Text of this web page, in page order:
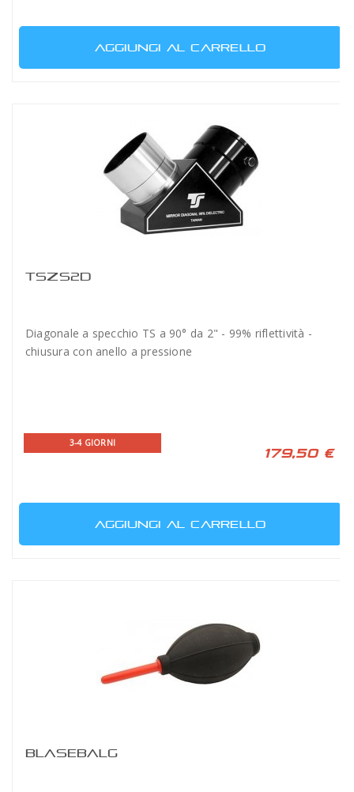
AGGIUNGI AL CARRELLO
TSZS2D
Diagonale a specchio TS a 90° da 2" - 99% riflettività -
chiusura con anello a pressione
3-4 GIORNI
179,50 €
AGGIUNGI AL CARRELLO
BLASEBALG